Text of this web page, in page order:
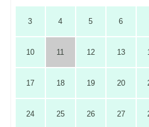
3 4 5 6
10 11 12 13
17 18 19 20
24 25 26 27